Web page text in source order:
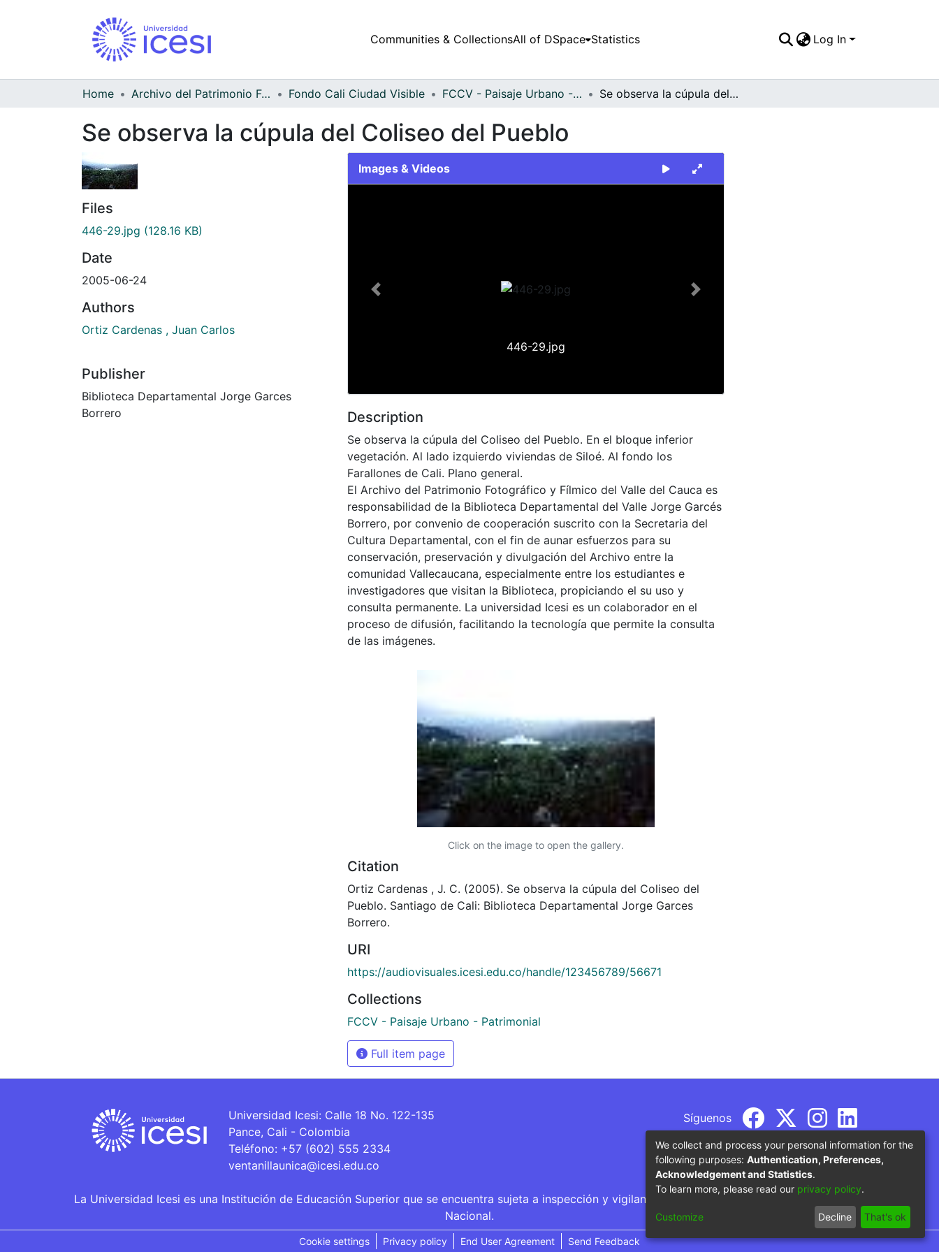
Communities & CollectionsAll of DSpace Statistics Log In
Home Archivo del Patrimonio Fotográfico y Fílmico del Valle del Cauca Fondo Cali Ciudad Visible FCCV - Paisaje Urbano - Patrimonial Se observa la cúpula del Coliseo del Pueblo
Se observa la cúpula del Coliseo del Pueblo
Files
446-29.jpg (128.16 KB)
Date
2005-06-24
Authors
Ortiz Cardenas , Juan Carlos
Publisher
Biblioteca Departamental Jorge Garces
Borrero
Images & Videos
446-29.jpg
Previous Next
Description
Se observa la cúpula del Coliseo del Pueblo. En el bloque inferior
vegetación. Al lado izquierdo viviendas de Siloé. Al fondo los
Farallones de Cali. Plano general.
El Archivo del Patrimonio Fotográfico y Fílmico del Valle del Cauca es
responsabilidad de la Biblioteca Departamental del Valle Jorge Garcés
Borrero, por convenio de cooperación suscrito con la Secretaria del
Cultura Departamental, con el fin de aunar esfuerzos para su
conservación, preservación y divulgación del Archivo entre la
comunidad Vallecaucana, especialmente entre los estudiantes e
investigadores que visitan la Biblioteca, propiciando el su uso y
consulta permanente. La universidad Icesi es un colaborador en el
proceso de difusión, facilitando la tecnología que permite la consulta
de las imágenes.
Click on the image to open the gallery.
Citation
Ortiz Cardenas , J. C. (2005). Se observa la cúpula del Coliseo del
Pueblo. Santiago de Cali: Biblioteca Departamental Jorge Garces
Borrero.
URI
https://audiovisuales.icesi.edu.co/handle/123456789/56671
Collections
FCCV - Paisaje Urbano - Patrimonial
Full item page
Universidad Icesi: Calle 18 No. 122-135
Pance, Cali - Colombia
Teléfono: +57 (602) 555 2334
ventanillaunica@icesi.edu.co
Síguenos
La Universidad Icesi es una Institución de Educación Superior que se encuentra sujeta a inspección y vigilancia por parte del Ministerio de Educación
Nacional.
Cookie settings Privacy policy End User Agreement Send Feedback
We collect and process your personal information for the
following purposes: Authentication, Preferences,
Acknowledgement and Statistics.
To learn more, please read our privacy policy.
Customize Decline That's ok